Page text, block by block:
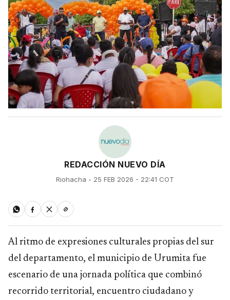
REDACCIÓN NUEVO DÍA
Riohacha - 25 FEB 2026 - 22:41 COT
Al ritmo de expresiones culturales propias del sur
del departamento, el municipio de Urumita fue
escenario de una jornada política que combinó
recorrido territorial, encuentro ciudadano y